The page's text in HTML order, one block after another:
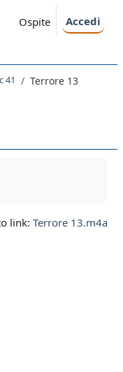
Ospite Accedi
41 Terrore 13
link: Terrore 13.m4a